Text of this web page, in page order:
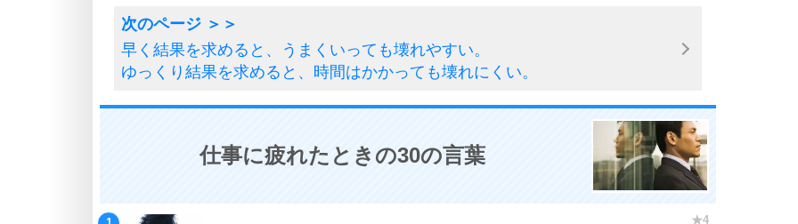
早く結果を求めると、うまくいっても壊れやすい。
ゆっくり結果を求めると、時間はかかっても壊れにくい。
仕事に疲れたときの30の言葉